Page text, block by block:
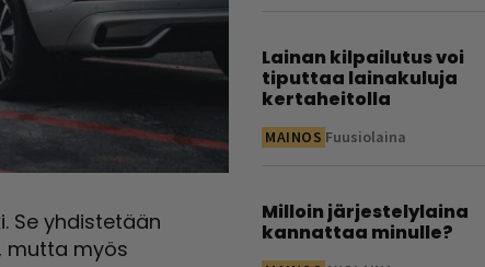
Se yhdistetään
mutta myös
Lainan kilpailutus voi
tiputtaa lainakuluja
kertaheitolla
MAINOS Fuusiolaina
Milloin järjestelylaina
kannattaa minulle?